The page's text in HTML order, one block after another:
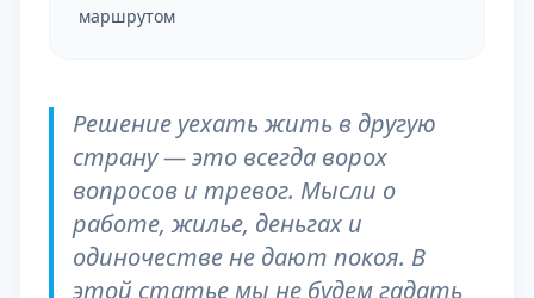
маршрутом
Решение уехать жить в другую
страну — это всегда ворох
вопросов и тревог. Мысли о
работе, жилье, деньгах и
одиночестве не дают покоя. В
этой статье мы не будем гадать